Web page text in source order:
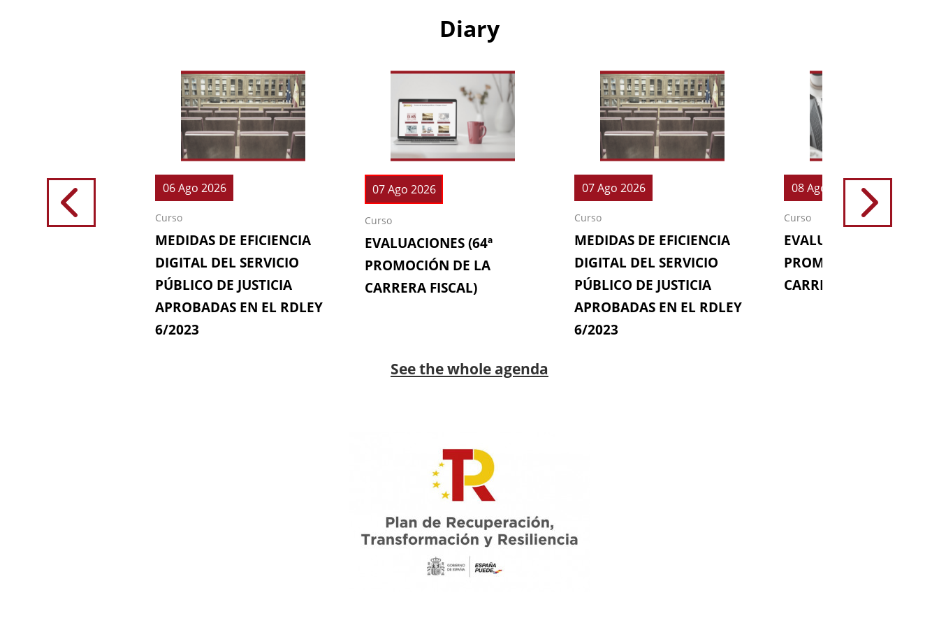
Diary
06 Ago 2026
Curso
MEDIDAS DE EFICIENCIA
DIGITAL DEL SERVICIO
PÚBLICO DE JUSTICIA
APROBADAS EN EL RDLEY
6/2023
07 Ago 2026
Curso
EVALUACIONES (64ª
PROMOCIÓN DE LA
CARRERA FISCAL)
07 Ago 2026
Curso
MEDIDAS DE EFICIENCIA
DIGITAL DEL SERVICIO
PÚBLICO DE JUSTICIA
APROBADAS EN EL RDLEY
6/2023
08 Ago 2026
Curso
EVALUACIONES (64ª
PROMOCIÓN DE LA
CARRERA FISCAL)
See the whole agenda